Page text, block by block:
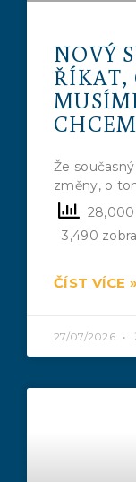
NOVÝ
ŘÍKAT,
Že
změny, o
3,490
ČÍST VÍCE »
27/07/2026